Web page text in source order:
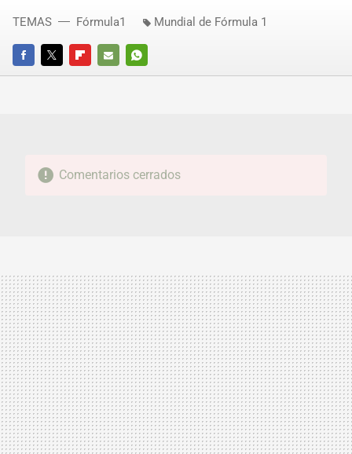
FACEBOOKTWITTERFLIPBOARD
E-
WHATSAPP
TEMAS Fórmula1 Mundial de Fórmula 1
Comentarios cerrados